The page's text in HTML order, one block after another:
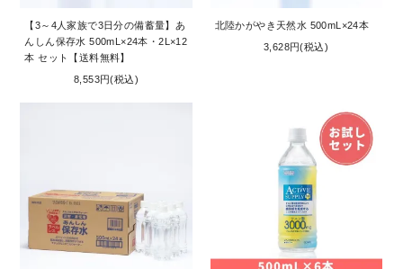
【3～4人家族で3日分の備蓄量】あ
んしん保存水 500mL×24本・2L×12
本 セット【送料無料】
8,553円(税込)
北陸かがやき天然水 500mL×24本
3,628円(税込)